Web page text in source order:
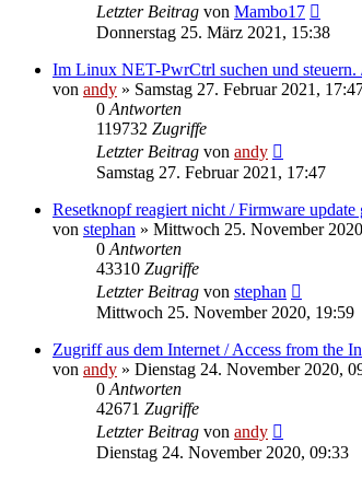
Letzter Beitrag von Mambo17
Donnerstag 25. März 2021, 15:38
Im Linux NET-PwrCtrl suchen und
von andy » Samstag 27. Februar 2021,
0 Antworten
119732 Zugriffe
Letzter Beitrag von andy
Samstag 27. Februar 2021, 17:47
Resetknopf reagiert nicht / Firmware update
von stephan » Mittwoch 25. November
0 Antworten
43310 Zugriffe
Letzter Beitrag von stephan
Mittwoch 25. November 2020, 19:59
Zugriff aus dem Internet / Access from the
von andy » Dienstag 24. November 2020,
0 Antworten
42671 Zugriffe
Letzter Beitrag von andy
Dienstag 24. November 2020, 09:33